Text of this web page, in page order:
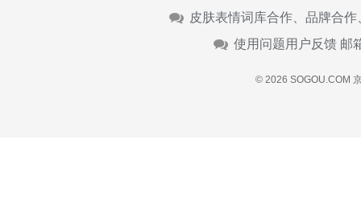
皮肤表情词库合作、品牌合
使用问题用户反馈 邮
© 2026 SOGOU.COM